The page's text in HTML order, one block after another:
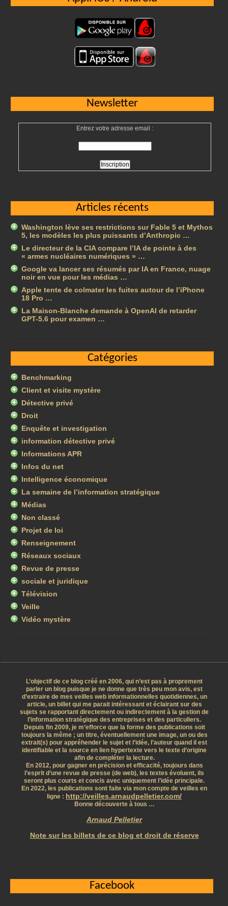
Newsletter
Entrez votre adresse email :
Articles récents
Washington lève ses restrictions sur Fable 5 et Mythos
5, les modèles les plus puissants d’Anthropic …
Le directeur de la CIA compare l’IA de pointe à des
« armes nucléaires numériques » …
Google va lancer ses résumés par IA en France, nuage
noir en vue pour les médias …
Apple tente de colmater les fuites autour de l’iPhone
18 Pro …
La Maison-Blanche demande à OpenAI de retarder
GPT-5.6 pour examen …
Catégories
Benchmarking
Client et visite mystère
Détective privé
Droit
Enquête et investigation
information détective privé
Informations APR
Infos du net
Intelligence économique
La semaine de l’information stratégique
Médias
Non classé
Projet de loi
Renseignement
Réseaux sociaux
Revue de presse
sociale et juridique
Télévision
Veille
Vidéo mystère
L’objectif de ce blog créé en 2006, qui n’est pas à proprement
parler un blog puisque je ne donne que très peu mon avis, est
d’extraire de mes veilles web informationnelles quotidiennes, un
article, un billet qui me parait intéressant et éclairant sur des
sujets se rapportant directement ou indirectement à la gestion de
l’information stratégique des entreprises et des particuliers.
Depuis fin 2009, je m’efforce que la forme des publications soit
toujours la même ; un titre, éventuellement une image, un ou des
extrait(s) pour appréhender le sujet et l’idée, l’auteur quand il est
identifiable et la source en lien hypertexte vers le texte d’origine
afin de compléter la lecture.
En 2012, pour gagner en précision et efficacité, toujours dans
l’esprit d’une revue de presse (de web), les textes évoluent, ils
seront plus courts et concis avec uniquement l’idée principale.
En 2022, les publications sont faite via mon compte de veilles en
ligne : http://veilles.arnaudpelletier.com/
Bonne découverte à tous …
Arnaud Pelletier
Note sur les billets de ce blog et droit de réserve
Facebook